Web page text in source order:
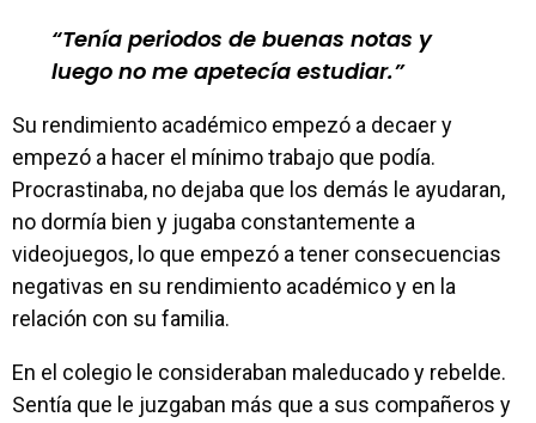
Tenía periodos de buenas notas y
luego no me apetecía estudiar.
Su rendimiento académico empezó a decaer y
empezó a hacer el mínimo trabajo que podía.
Procrastinaba, no dejaba que los demás le ayudaran,
no dormía bien y jugaba constantemente a
videojuegos, lo que empezó a tener consecuencias
negativas en su rendimiento académico y en la
relación con su familia.
En el colegio le consideraban maleducado y rebelde.
Sentía que le juzgaban más que a sus compañeros y